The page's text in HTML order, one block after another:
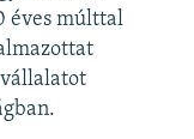
éves múlttal